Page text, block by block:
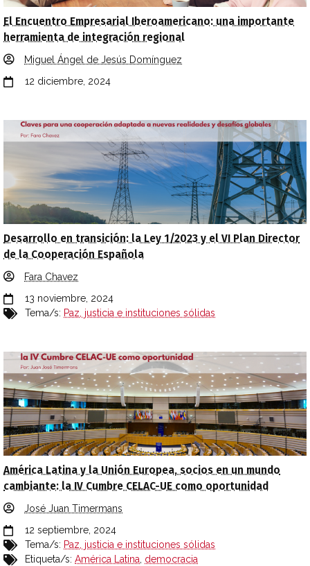
El Encuentro Empresarial Iberoamericano: una importante
herramienta de integración regional
Miguel Ángel de Jesús Domínguez
12 diciembre, 2024
Desarrollo en transición: la Ley 1/2023 y el VI Plan Director
de la Cooperación Española
Fara Chavez
13 noviembre, 2024
Tema/s: Paz, justicia e instituciones sólidas
América Latina y la Unión Europea, socios en un mundo
cambiante: la IV Cumbre CELAC-UE como oportunidad
José Juan Timermans
12 septiembre, 2024
Tema/s: Paz, justicia e instituciones sólidas
Etiqueta/s: América Latina democracia